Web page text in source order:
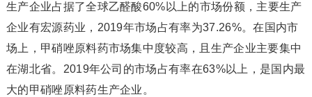
生产企业占据了全球乙醛酸60%以上的市场份额，主要生产
企业有宏源药业，2019年市场占有率为37.26%。在国内市
场上，甲硝唑原料药市场集中度较高，且生产企业主要集中
在湖北省。2019年公司的市场占有率在63%以上，是国内最
大的甲硝唑原料药生产企业。